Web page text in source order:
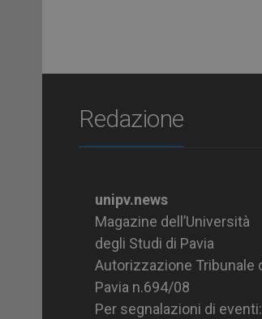
Redazione
unipv.news
Magazine dell’Università
degli Studi di Pavia
Autorizzazione Tribunale
Pavia n.694/08
Per segnalazioni di eventi: